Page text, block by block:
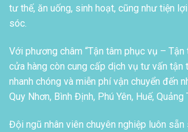
tư thế, ăn uống, sinh hoạt, cũng như tiện
sóc.
Với phương châm “Tận tâm phục vụ – Tận
cửa hàng còn cung cấp dịch vụ tư vấn tận
nhanh chóng và miễn phí vận chuyển đến
Quy Nhơn, Bình Định, Phú Yên, Huế, Quảng
Đội ngũ nhân viên chuyên nghiệp luôn sẵn